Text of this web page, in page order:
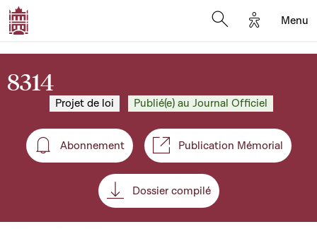
Options
Menu
8314
Projet de loi Publié(e) au Journal Officiel
Abonnement
Abonnement Publication Mémorial
Dossier compilé